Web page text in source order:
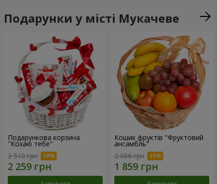
Подарунки у місті Мукачеве
Подарункова корзина
"Кохаю тебе"
2 510 грн
Кошик фруктів "Фруктовий
ансамбль"
2 066 грн